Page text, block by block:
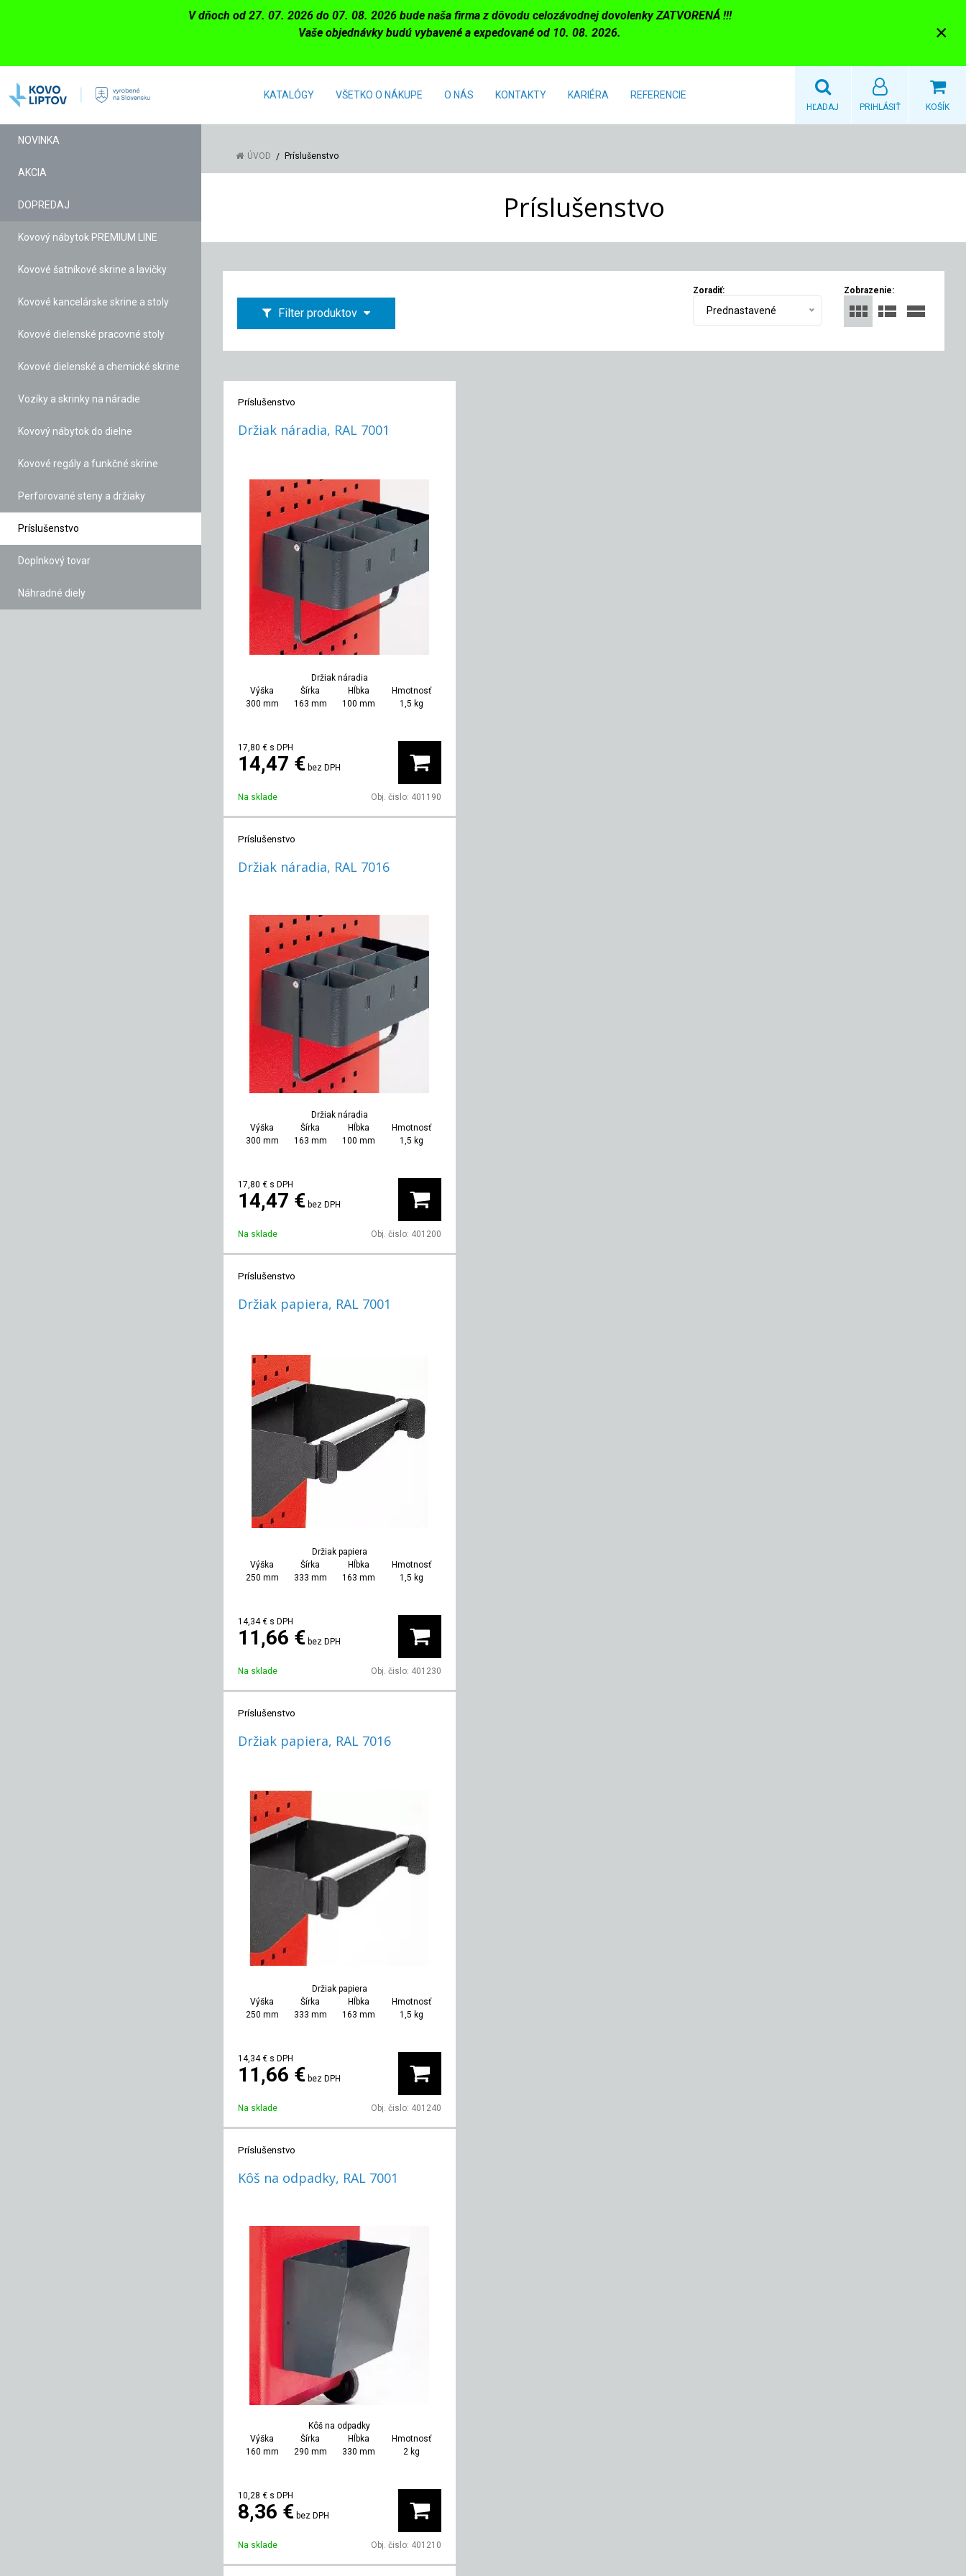
V dňoch od 27. 07. 2026 do 07. 08. 2026 bude naša firma z dôvodu celozávodnej dovolenky ZATVORENÁ !!!
Vaše objednávky budú vybavené a expedované od 10. 08. 2026.
×
KATALÓGY VŠETKO O NÁKUPE O NÁS KONTAKTY KARIÉRA REFERENCIE
KOŠÍK
PRIHLÁSIŤ
HĽADAJ
NOVINKA
AKCIA
DOPREDAJ
Kovový nábytok PREMIUM LINE
Kovové šatníkové skrine a lavičky
Kovové kancelárske skrine a stoly
Kovové dielenské pracovné stoly
Kovové dielenské a chemické skrine
Vozíky a skrinky na náradie
Kovový nábytok do dielne
Kovové regály a funkčné skrine
Perforované steny a držiaky
Príslušenstvo
Doplnkový tovar
Náhradné diely
ÚVOD Príslušenstvo
Príslušenstvo
Filter produktov
Zobrazenie:
Zoradiť:
Prednastavené
Príslušenstvo
Držiak náradia, RAL 7001
Držiak náradia
Výška
Šírka Hĺbka
Hmotnosť
300 mm
163 mm 100 mm 1,5 kg
17,80 € s DPH
14,47 € bez DPH
Na sklade Obj. čislo: 401190
Príslušenstvo
Držiak náradia, RAL 7016
Držiak náradia
Výška
Šírka Hĺbka
Hmotnosť
300 mm
163 mm 100 mm 1,5 kg
17,80 € s DPH
14,47 € bez DPH
Na sklade Obj. čislo: 401200
Príslušenstvo
Držiak papiera, RAL 7001
Držiak papiera
Výška
Šírka Hĺbka
Hmotnosť
250 mm
333 mm 163 mm 1,5 kg
14,34 € s DPH
11,66 € bez DPH
Na sklade Obj. čislo: 401230
Príslušenstvo
Držiak papiera, RAL 7016
Držiak papiera
Výška
Šírka Hĺbka
Hmotnosť
250 mm
333 mm 163 mm 1,5 kg
14,34 € s DPH
11,66 € bez DPH
Na sklade Obj. čislo: 401240
Príslušenstvo
Kôš na odpadky, RAL 7001
Kôš na odpadky
Výška
Šírka Hĺbka
Hmotnosť
160 mm
290 mm 330 mm 2 kg
10,28 € s DPH
8,36 € bez DPH
Na sklade Obj. čislo: 401210